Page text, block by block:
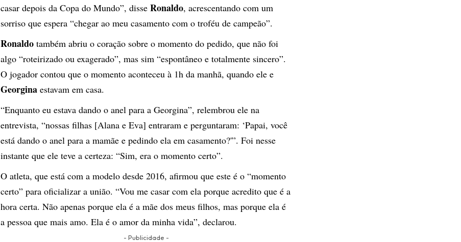
casar depois da Copa do Mundo”, disse Ronaldo, acrescentando com um
sorriso que espera “chegar ao meu casamento com o troféu de campeão”.
Ronaldo também abriu o coração sobre o momento do pedido, que não foi
algo “roteirizado ou exagerado”, mas sim “espontâneo e totalmente sincero”.
O jogador contou que o momento aconteceu à 1h da manhã, quando ele e
Georgina estavam em casa.
“Enquanto eu estava dando o anel para a Georgina”, relembrou ele na
entrevista, “nossas filhas [Alana e Eva] entraram e perguntaram: ‘Papai, você
está dando o anel para a mamãe e pedindo ela em casamento?'”. Foi nesse
instante que ele teve a certeza: “Sim, era o momento certo”.
O atleta, que está com a modelo desde 2016, afirmou que este é o “momento
certo” para oficializar a união. “Vou me casar com ela porque acredito que é a
hora certa. Não apenas porque ela é a mãe dos meus filhos, mas porque ela é
a pessoa que mais amo. Ela é o amor da minha vida”, declarou.
- Publicidade -